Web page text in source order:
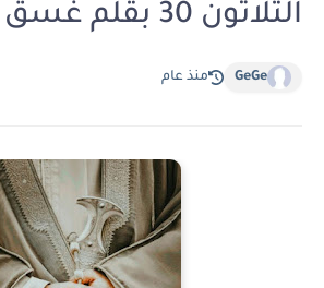
الثلاثون 30 بقلم غسق ادريس
GeGe منذ عام